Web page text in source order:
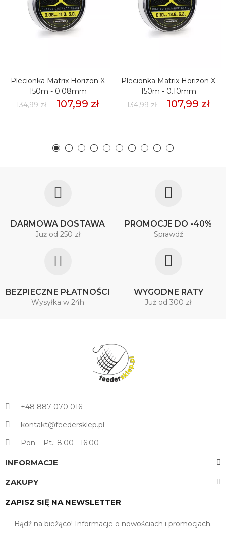
Plecionka Matrix Horizon X
150m - 0.08mm
134,99 zł
107,99 zł
Plecionka Matrix Horizon X
150m - 0.10mm
134,99 zł
107,99 zł
DARMOWA DOSTAWA
Już od 250 zł
PROMOCJE DO -40%
Sprawdź
BEZPIECZNE PŁATNOŚCI
Wysyłka w 24h
WYGODNE RATY
Już od 300 zł
+48 887 070 016
kontakt@feedersklep.pl
Pon. - Pt.: 8:00 - 16:00
INFORMACJE
ZAKUPY
ZAPISZ SIĘ NA NEWSLETTER
Bądź na bieżąco! Informacje o nowościach i promocjach.